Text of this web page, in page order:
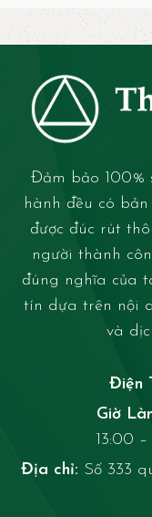
Đảm bảo 100%
hành đều có
được đúc rút
người thành
đúng nghĩa của
tín dựa trên nội
và
Điện
Giờ
13:00
Địa chỉ: Số 333